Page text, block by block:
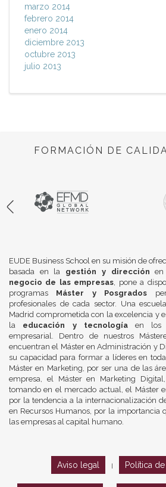
marzo 2014
febrero 2014
enero 2014
diciembre 2013
octubre 2013
julio 2013
FORMACIÓN DE
EUDE Business School en su misión de
basada en la gestión y dirección en
negocio de las empresas, pone a
programas Máster y Posgrados
profesionales de cada sector. Una
Madrid comprometida con la excelencia y
la educación y tecnologíaen los
empresarial. Dentro de nuestros
encuentran el Máster en Administración y
su capacidad para formar a líderes en
Máster en Marketing, por ser una de las
empresa, el Máster en Marketing
tomando en el mercado actual, el Máster
por la tendencia a la internacionalización
en Recursos Humanos, por la importancia
las empresas al capital humano.
Aviso legal Política